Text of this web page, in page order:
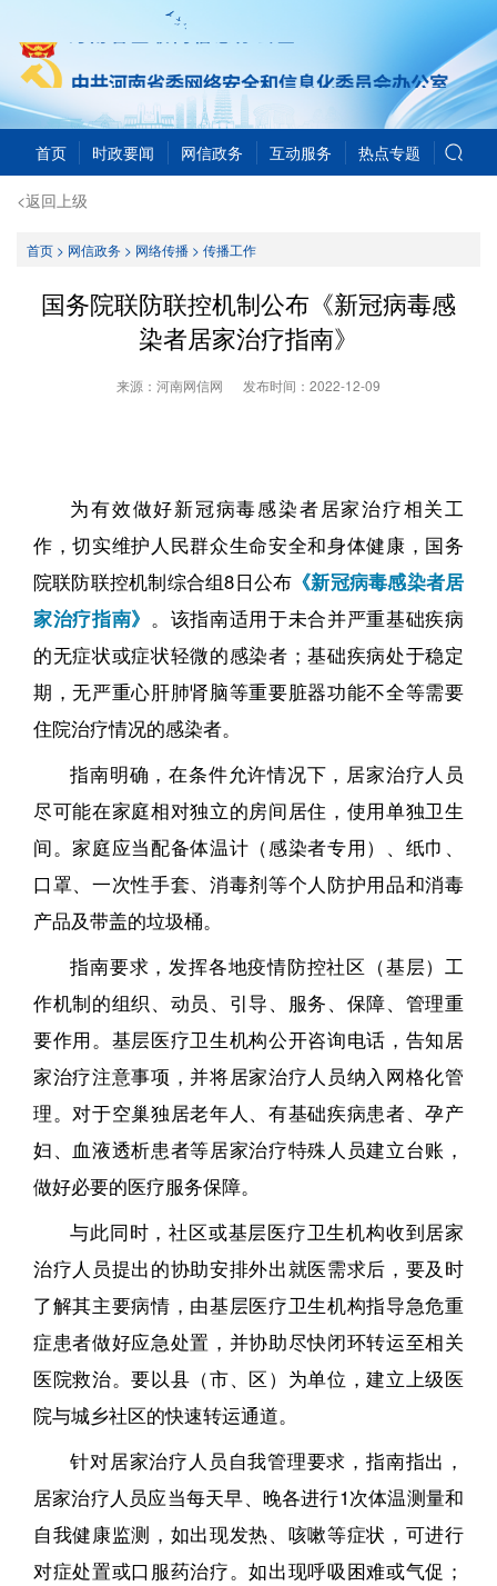
首页 时政要闻 网信政务 互动服务 热点专题
<返回上级
首页> 网信政务> 网络传播> 传播工作
国务院联防联控机制公布《新冠病毒感
染者居家治疗指南》
来源：河南网信网 发布时间： 2022-12-09
为有效做好新冠病毒感染者居家治疗相关工
作，切实维护人民群众生命安全和身体健康，国务
院联防联控机制综合组8日公布 《新冠病毒感染者居
家治疗指南》 。该指南适用于未合并严重基础疾病
的无症状或症状轻微的感染者；基础疾病处于稳定
期，无严重心肝肺肾脑等重要脏器功能不全等需要
住院治疗情况的感染者。
指南明确，在条件允许情况下，居家治疗人员
尽可能在家庭相对独立的房间居住，使用单独卫生
间。家庭应当配备体温计（感染者专用）、纸巾、
口罩、一次性手套、消毒剂等个人防护用品和消毒
产品及带盖的垃圾桶。
指南要求，发挥各地疫情防控社区（基层）工
作机制的组织、动员、引导、服务、保障、管理重
要作用。基层医疗卫生机构公开咨询电话，告知居
家治疗注意事项，并将居家治疗人员纳入网格化管
理。对于空巢独居老年人、有基础疾病患者、孕产
妇、血液透析患者等居家治疗特殊人员建立台账，
做好必要的医疗服务保障。
与此同时，社区或基层医疗卫生机构收到居家
治疗人员提出的协助安排外出就医需求后，要及时
了解其主要病情，由基层医疗卫生机构指导急危重
症患者做好应急处置，并协助尽快闭环转运至相关
医院救治。要以县（市、区）为单位，建立上级医
院与城乡社区的快速转运通道。
针对居家治疗人员自我管理要求，指南指出，
居家治疗人员应当每天早、晚各进行1次体温测量和
自我健康监测，如出现发热、咳嗽等症状，可进行
对症处置或口服药治疗。如出现呼吸困难或气促；